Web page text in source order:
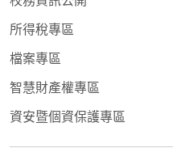
所得稅專區
檔案專區
智慧財產權專區
資安暨個資保護專區